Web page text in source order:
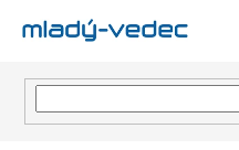
Prejsť
EUR